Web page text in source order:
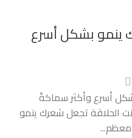
ينمو بشكل أسرع
أسرع وأكثر سماكةً
الحلاقة تجعل شعرك ينمو